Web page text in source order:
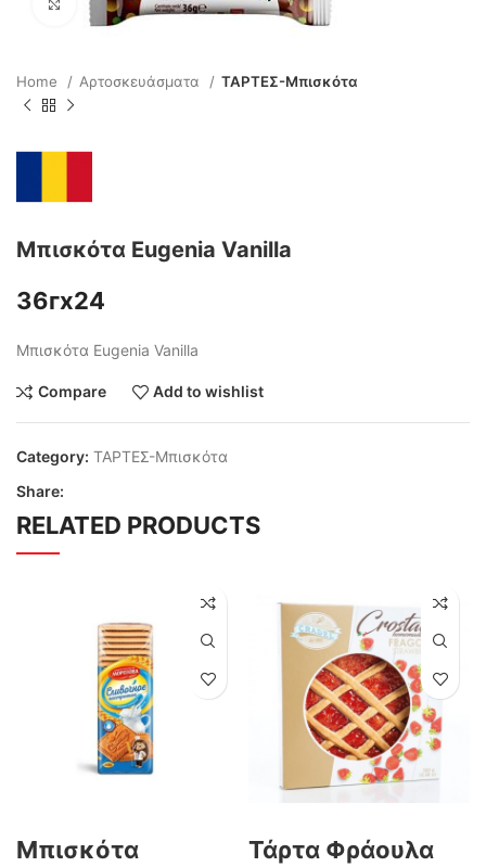
Click to enlarge
Home Αρτοσκευάσματα ΤΑΡΤΕΣ-Μπισκότα
Μπισκότα Eugenia Vanilla
36гх24
Μπισκότα Eugenia Vanilla
Compare Add to wishlist
Category: ΤΑΡΤΕΣ-Μπισκότα
Share:
RELATED PRODUCTS
Μπισκότα
Τάρτα Φράουλα